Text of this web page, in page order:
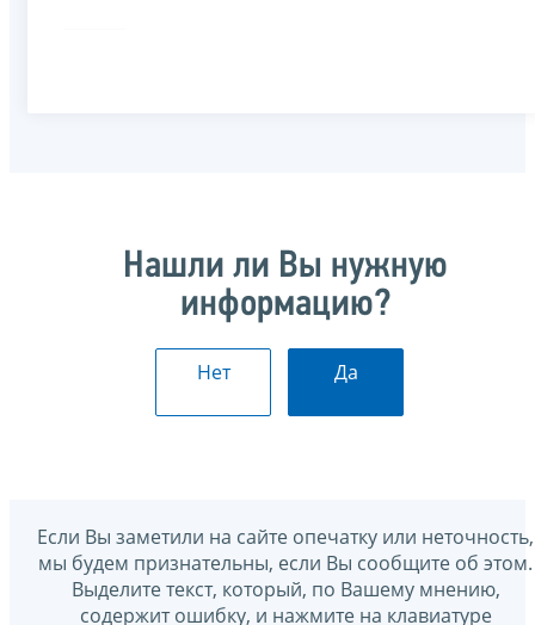
Нашли ли Вы нужную
информацию?
Нет Да
Если Вы заметили на сайте опечатку или неточность,
мы будем признательны, если Вы сообщите об этом.
Выделите текст, который, по Вашему мнению,
содержит ошибку, и нажмите на клавиатуре